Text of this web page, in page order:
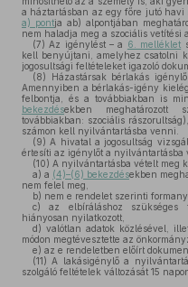
a háztartásban az egy főre jutó havi
a) pontja ab) alpontjában
nem haladja meg a szociális vetítési
(7) Az igénylést – a 6. melléklet
kell benyújtani, amelyhez csatolni
jogosultsági feltételeket igazoló
(8) Házastársak bérlakás
Amennyiben a bérlakás-igény
felbontja, és a továbbiakban is
bekezdésekben meghatározott
továbbiakban: szociális
számon kell nyilvántartásba venni.
(9) A hivatal a jogosultság
értesíti az igénylőt a nyilvántartásba
(10) A nyilvántartásba vételt meg
a) a (4)–(6) bekezdésekben
nem felel meg,
b) nem e rendelet szerinti
c) az elbíráláshoz szükséges
hiányosan nyilatkozott,
d) valótlan adatok közlésével,
módon megtévesztette az
e) az e rendeletben előírt
(11) A lakásigénylő a
szolgáló feltételek változását 15